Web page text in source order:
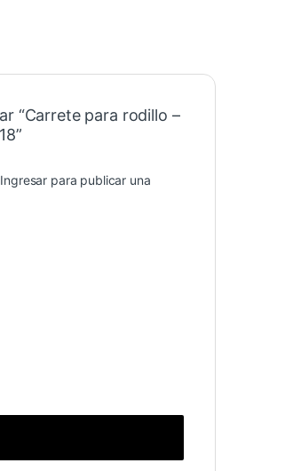
“Carrete para rodillo –
Ingresar para publicar una